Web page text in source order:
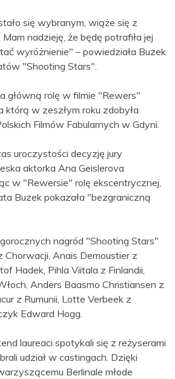
się wybranym, wiąże się z
nadzieję, że będę potrafiła jej
wyróżnienie" – powiedziała Buzek
"Shooting Stars".
główną rolę w filmie "Rewers"
którą w zeszłym roku zdobyła
Filmów Fabularnych w Gdyni.
uroczystości decyzję jury
aktorka Ana Geislerova
w "Rewersie" rolę ekscentrycznej,
Buzek pokazała "bezgraniczną
nagród "Shooting Stars"
Chorwacji, Anais Demoustier z
Hadek, Pihla Viitala z Finlandii,
Anders Baasmo Christiansen z
z Rumunii, Lotte Verbeek z
Edward Hogg.
laureaci spotykali się z reżyserami
udział w castingach. Dzięki
Berlinale młode